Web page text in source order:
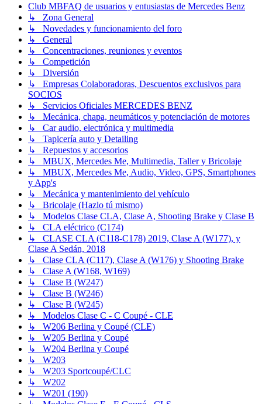
Club MBFAQ de usuarios y entusiastas de Mercedes Benz
↳ Zona General
↳ Novedades y funcionamiento del foro
↳ General
↳ Concentraciones, reuniones y eventos
↳ Competición
↳ Diversión
↳ Empresas Colaboradoras, Descuentos exclusivos para
SOCIOS
↳ Servicios Oficiales MERCEDES BENZ
↳ Mecánica, chapa, neumáticos y potenciación de motores
↳ Car audio, electrónica y multimedia
↳ Tapicería auto y Detailing
↳ Repuestos y accesorios
↳ MBUX, Mercedes Me, Multimedia, Taller y Bricolaje
↳ MBUX, Mercedes Me, Audio, Video, GPS, Smartphones
y App's
↳ Mecánica y mantenimiento del vehículo
↳ Bricolaje (Hazlo tú mismo)
↳ Modelos Clase CLA, Clase A, Shooting Brake y Clase B
↳ CLA eléctrico (C174)
↳ CLASE CLA (C118-C178) 2019, Clase A (W177), y
Clase A Sedán, 2018
↳ Clase CLA (C117), Clase A (W176) y Shooting Brake
↳ Clase A (W168, W169)
↳ Clase B (W247)
↳ Clase B (W246)
↳ Clase B (W245)
↳ Modelos Clase C - C Coupé - CLE
↳ W206 Berlina y Coupé (CLE)
↳ W205 Berlina y Coupé
↳ W204 Berlina y Coupé
↳ W203
↳ W203 Sportcoupé/CLC
↳ W202
↳ W201 (190)